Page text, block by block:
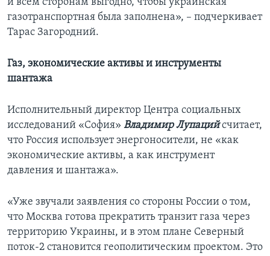
и всем сторонам выгодно, чтобы украинская
газотранспортная была заполнена», – подчеркивает
Тарас Загородний.
Газ, экономические активы и инструменты
шантажа
Исполнительный директор Центра социальных
исследований «София» Владимир Лупацийсчитает,
что Россия использует энергоносители, не «как
экономические активы, а как инструмент
давления и шантажа».
«Уже звучали заявления со стороны России о том,
что Москва готова прекратить транзит газа через
территорию Украины, и в этом плане Северный
поток-2 становится геополитическим проектом. Это